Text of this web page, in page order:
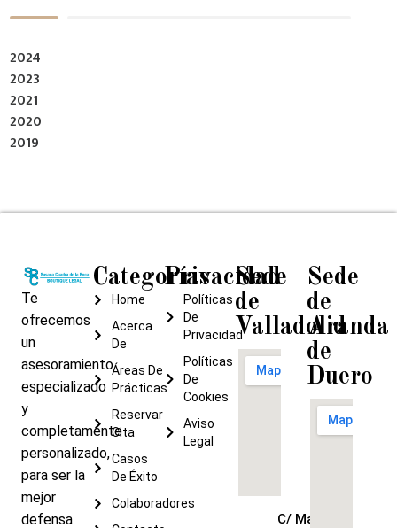
2024
2023
2021
2020
2019
Te
ofrecemos
un
asesoramiento
especializado
y
completamente
personalizado,
para ser la
mejor
defensa
Categorías
Home
Acerca
De
Áreas De
Prácticas
Reservar
Cita
Casos
De Éxito
Colaboradores
Privacidad
Políticas
De
Privacidad
Políticas
De
Cookies
Aviso
Legal
Sede
de
Valladolid
C/ María de
Sede
de
Aranda
de
Duero